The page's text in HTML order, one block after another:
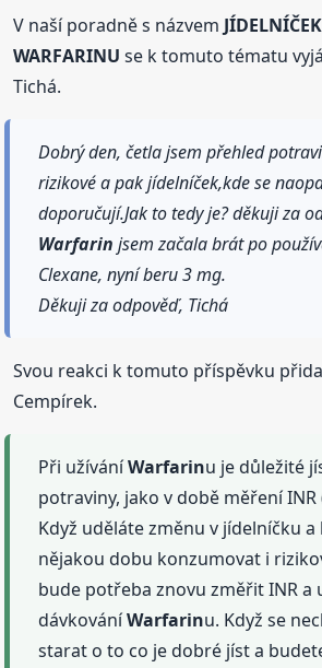
V naší poradně s názvem
WARFARINU se k tomuto tématu
Tichá.
Dobrý den, četla jsem přehled
rizikové a pak jídelníček,kde se
doporučují.Jak to tedy je? děkuji za
Warfarin jsem začala brát po
Clexane, nyní beru 3 mg.
Děkuji za odpověď, Tichá
Svou reakci k tomuto příspěvku
Cempírek.
Při užíváníWarfarinu je důležité
potraviny, jako v době měření INR
Když uděláte změnu v jídelníčku
nějakou dobu konzumovat i
bude potřeba znovu změřit INR a
dávkováníWarfarinu. Když se
starat o to co je dobré jíst a